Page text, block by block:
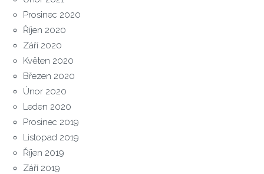
Prosinec 2020
Říjen 2020
Září 2020
Květen 2020
Březen 2020
Únor 2020
Leden 2020
Prosinec 2019
Listopad 2019
Říjen 2019
Září 2019